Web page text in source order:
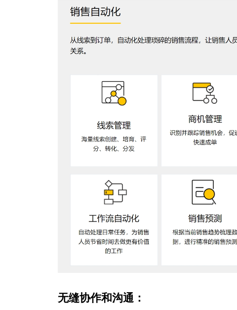
无缝协作和沟通：